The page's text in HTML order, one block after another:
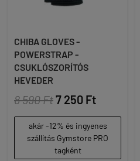
CHIBA GLOVES -
POWERSTRAP -
CSUKLÓSZORÍTÓS
HEVEDER
8 590 Ft7 250 Ft
akár -12% és ingyenes
szállítás Gymstore PRO
tagként